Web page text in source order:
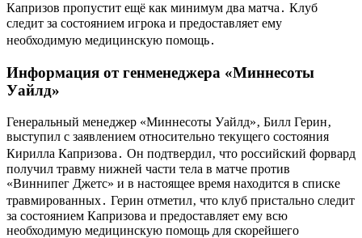
Капризов пропустит ещё как минимум два матча․ Клуб
следит за состоянием игрока и предоставляет ему
необходимую медицинскую помощь․
Информация от генменеджера «Миннесоты
Уайлд»
Генеральный менеджер «Миннесоты Уайлд»‚ Билл Герин‚
выступил с заявлением относительно текущего состояния
Кирилла Капризова․ Он подтвердил‚ что российский форвард
получил травму нижней части тела в матче против
«Виннипег Джетс» и в настоящее время находится в списке
травмированных․ Герин отметил‚ что клуб пристально следит
за состоянием Капризова и предоставляет ему всю
необходимую медицинскую помощь для скорейшего